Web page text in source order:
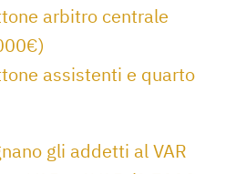
arbitro centrale
assistenti e quarto
gli addetti al VAR